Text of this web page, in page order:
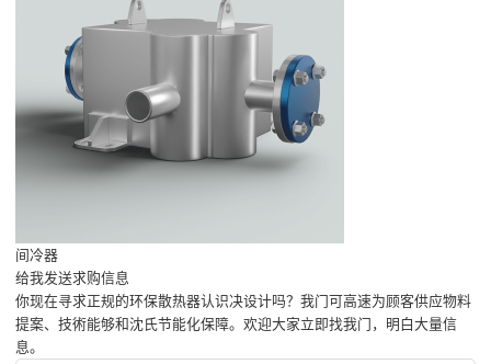
间冷器
给我发送求购信息
你现在寻求正规的环保散热器认识决设计吗？我门可高速为顾客供应物料
提案、技術能够和沈氏节能化保障。欢迎大家立即找我门，明白大量信
息。